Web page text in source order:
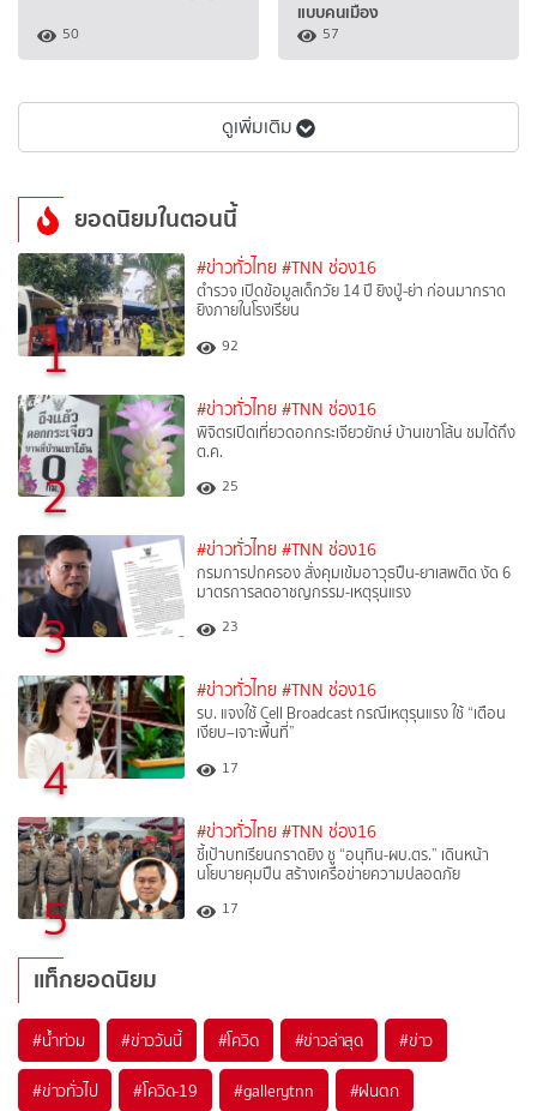
50
แบบคนเมือง
57
ดูเพิ่มเติม
ยอดนิยมในตอนนี้
1
#ข่าวทั่วไทย #TNN ช่อง16
ตำรวจ เปิดข้อมูลเด็กวัย 14 ปี ยิงปู่-ย่า ก่อนมากราด
ยิงภายในโรงเรียน
92
2
#ข่าวทั่วไทย #TNN ช่อง16
พิจิตรเปิดเที่ยวดอกกระเจียวยักษ์ บ้านเขาโล้น ชมได้ถึง
ต.ค.
25
3
#ข่าวทั่วไทย #TNN ช่อง16
กรมการปกครอง สั่งคุมเข้มอาวุธปืน-ยาเสพติด งัด 6
มาตรการลดอาชญกรรม-เหตุรุนแรง
23
4
#ข่าวทั่วไทย #TNN ช่อง16
รบ. แจงใช้ Cell Broadcast กรณีเหตุรุนแรง ใช้ “เตือน
เงียบ–เจาะพื้นที่”
17
5
#ข่าวทั่วไทย #TNN ช่อง16
ชี้เป้าบทเรียนกราดยิง ชู “อนุทิน-ผบ.ตร.” เดินหน้า
นโยบายคุมปืน สร้างเครือข่ายความปลอดภัย
17
แท็กยอดนิยม
#น้ำท่วม #ข่าววันนี้ #โควิด #ข่าวล่าสุด #ข่าว
#ข่าวทั่วไป #โควิด-19 #gallerytnn #ฝนตก